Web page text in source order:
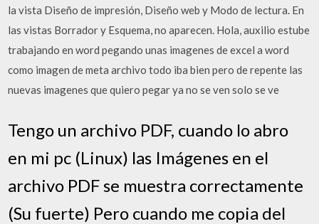
la vista Diseño de impresión, Diseño web y Modo de lectura. En
las vistas Borrador y Esquema, no aparecen. Hola, auxilio estube
trabajando en word pegando unas imagenes de excel a word
como imagen de meta archivo todo iba bien pero de repente las
nuevas imagenes que quiero pegar ya no se ven solo se ve
Tengo un archivo PDF, cuando lo abro
en mi pc (Linux) las Imágenes en el
archivo PDF se muestra correctamente
(Su fuerte) Pero cuando me copia del